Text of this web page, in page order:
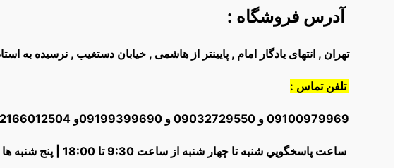
آدرس فروشگاه :
تهران , انتهای یادگار امام , پایینتر از هاشمی , خیابان دستغیب , نرسیده به
تلفن تماس :
09100979969 و 09032729550 و 09199399690و 02166012504
ساعت پاسخگويي شنبه تا چهار شنبه از ساعت 9:30 تا 18:00 | پنج شنبه ها از 10:30 تا 16:00